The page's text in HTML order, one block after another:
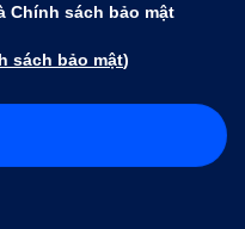
Chính sách bảo mật
sách bảo mật)